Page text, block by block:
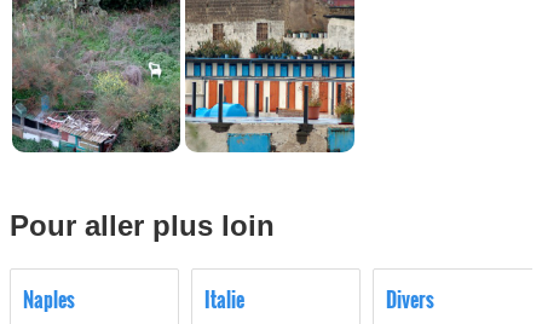
Pour aller plus loin
Naples Italie Divers